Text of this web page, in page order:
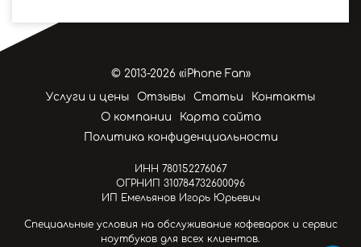
© 2013-2026 «iPhone Fan»
Услуги и цены
Отзывы Статьи
Контакты
О компании
Карта сайта
Политика конфиденциальности
ИНН 780152276067
ОГРНИП 310784732600096
ИП Емельянов Игорь Юрьевич
Специальные условия на обслуживание кофеварок и сервис
ноутбуков для всех клиентов.